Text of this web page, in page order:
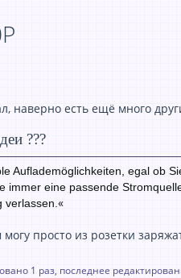
наверно есть ещё много
???
Auflademöglichkeiten, egal ob
immer eine passende
«
просто из розетки
1 раз, последнее